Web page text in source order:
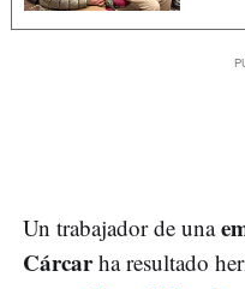
Un trabajador de una
Cárcarha resultado